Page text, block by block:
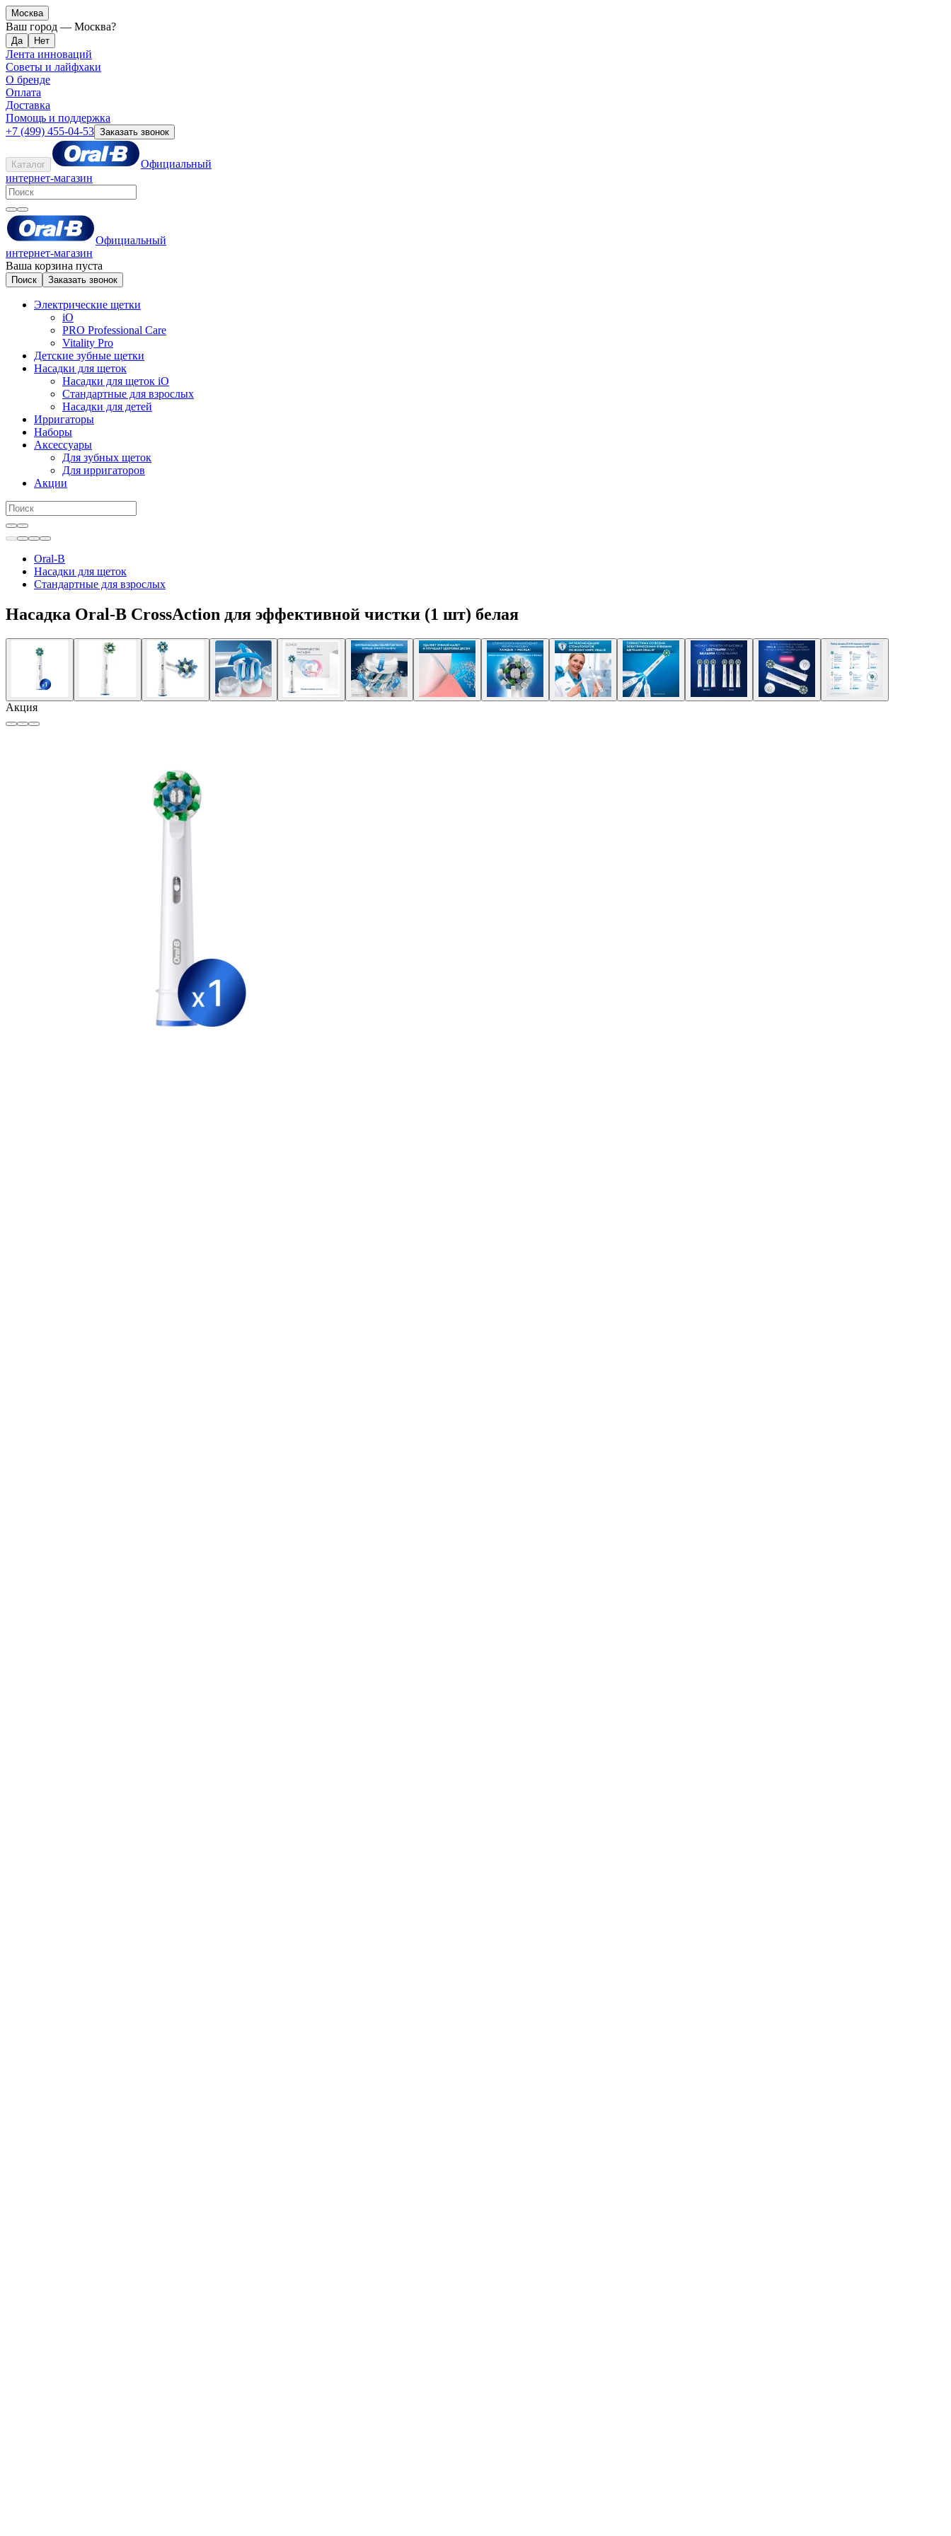
Москва
Ваш город — Москва?
Лента инноваций
Советы и лайфхаки
О бренде
Оплата
Доставка
Помощь и поддержка
+7 (499) 455-04-53 Заказать звонок
Каталог
Официальный
интернет-магазин
Официальный
интернет-магазин
Ваша корзина пуста
Поиск Заказать звонок
Электрические щетки
iO
PRO Professional Care
Vitality Pro
Детские зубные щетки
Насадки для щеток
Насадки для щеток iO
Стандартные для взрослых
Насадки для детей
Ирригаторы
Наборы
Аксессуары
Для зубных щеток
Для ирригаторов
Акции
Oral-B
Насадки для щеток
Стандартные для взрослых
Насадка Oral-B CrossAction для эффективной чистки (1 шт) белая
Акция